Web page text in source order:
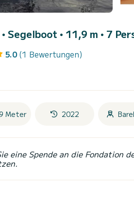
• Segelboot • 11,9 m • 7
5.0 (1 Bewertungen)
Meter 2022
eine Spende an die Fondation